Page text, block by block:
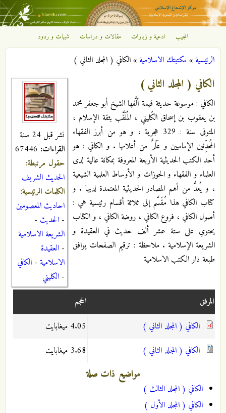
تجاوز إلى المحتوى الرئيسي
مركز
الإشعاع
الإسلامي
المجيب ادعية و زيارات مقالات و دراسات شبهات و ردود
أنت هنا
الرئيسية»مكتبتك الاسلامية»الكافي ( المجلد الثاني )
نشر قبل 24 سنة
القراءات:
حقول مرتبطة:
الحديث الشريف
الكلمات الرئيسية:
احاديث المعصومين
- الحديث -
الشريعة الاسلامية
- العقيدة
الاسلامية - الكافي
- الكليني
الكافي ( المجلد الثاني )
الكافي : موسوعة حديثة قيمة ألَّفها الشيخ أبو جعفر محمد
بن يعقوب بن إسحاق الكُليني ، المُلَقَّب بثقة الإسلام ،
المتوفى سنة : 329 هجرية ، و هو من أبرز الفقهاء
المُحدِّثين الإماميين و عَلَمٌ من أعلامها . و الكافي : هو
أحد الكتب الحديثية الأربعة المعروفة بمكانة عالية لدى
العلماء و الفقهاء و الحوزات و الأوساط العلمية الشيعية
، و يُعدُّ من أهم المصادر الحديثية المعتمدة لديها . و
كتاب الكافي هذا مُقَسَّم إلى ثلاثة أقسام رئيسية هي :
أصول الكافي ، فروع الكافي ، روضة الكافي ، و الكتاب
يحتوي على ستة عشر ألف حديث في العقيدة و
الشريعة الإسلامية . ملاحظة : ترقيم الصفحات يوافق
طبعة دار الكتب الاسلامية
المرفق
الحجم
الكافي ( المجلد الثاني )
4.05 ميغابايت
الكافي ( المجلد الثاني )
3.68 ميغابايت
مواضيع ذات صلة
الكافي ( المجلد الثالث )
الكافي ( المجلد الأول )